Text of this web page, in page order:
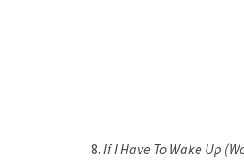
If I Have To Wake Up